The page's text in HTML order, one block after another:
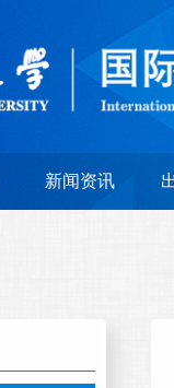
新闻资讯